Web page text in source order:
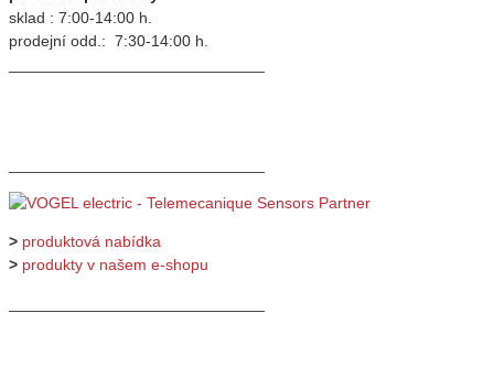
sklad : 7:00-14:00 h.
prodejní odd.: 7:30-14:00 h.
> produktová nabídka
> produkty v našem e-shopu